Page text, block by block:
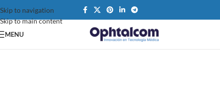
Skip to navigation
Skip to main content
MENU